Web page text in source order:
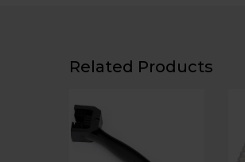
Related Products